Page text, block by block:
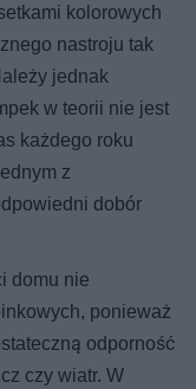
kolorowych
nastroju tak
jednak
w teorii nie jest
każdego roku
z
dobór
domu nie
ponieważ
odporność
czy wiatr. W